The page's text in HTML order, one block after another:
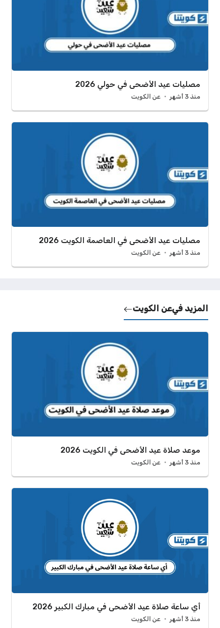
مصليات عيد الأضحى في حولي 2026
منذ 3 أشهر عن الكويت
مصليات عيد الأضحى في العاصمة الكويت 2026
منذ 3 أشهر عن الكويت
المزيد فيعن الكويت
موعد صلاة عيد الأضحى في الكويت 2026
منذ 3 أشهر عن الكويت
أي ساعة صلاة عيد الأضحى في مبارك الكبير 2026
منذ 3 أشهر عن الكويت